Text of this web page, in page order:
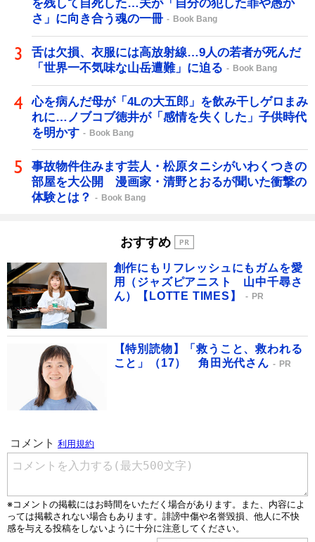
を残して自死した…夫が「自分の犯した罪や愚か
さ」に向き合う魂の一冊
Book Bang
舌は欠損、衣服には高放射線…9人の若者が死んだ
「世界一不気味な山岳遭難」に迫る
Book Bang
心を病んだ母が「4Lの大五郎」を飲み干しゲロまみ
れに…ノブコブ徳井が「感情を失くした」子供時代
を明かす
Book Bang
事故物件住みます芸人・松原タニシがいわくつきの
部屋を大公開 漫画家・清野とおるが聞いた衝撃の
体験とは？
Book Bang
おすすめ
創作にもリフレッシュにもガムを愛
用（ジャズピアニスト 山中千尋さ
ん）【LOTTE TIMES】
PR
【特別読物】「救うこと、救われる
こと」（17） 角田光代さん
PR